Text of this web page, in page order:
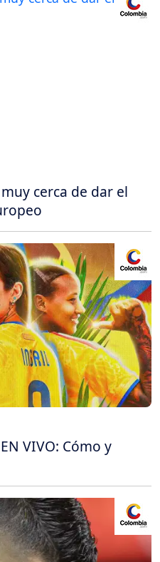
cerca de dar el
VIVO: Cómo y